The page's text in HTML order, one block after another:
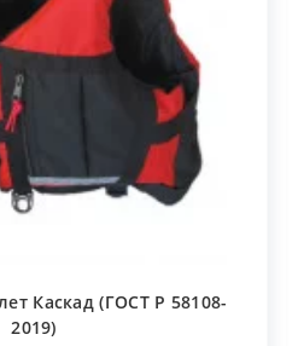
Каскад (ГОСТ Р 58108-
2019)